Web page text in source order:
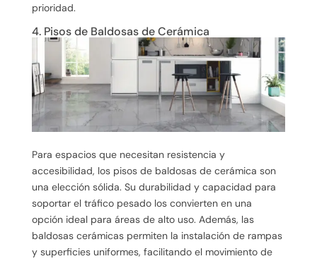
prioridad.
4. Pisos de Baldosas de Cerámica
Para espacios que necesitan resistencia y
accesibilidad, los pisos de baldosas de cerámica son
una elección sólida. Su durabilidad y capacidad para
soportar el tráfico pesado los convierten en una
opción ideal para áreas de alto uso. Además, las
baldosas cerámicas permiten la instalación de rampas
y superficies uniformes, facilitando el movimiento de